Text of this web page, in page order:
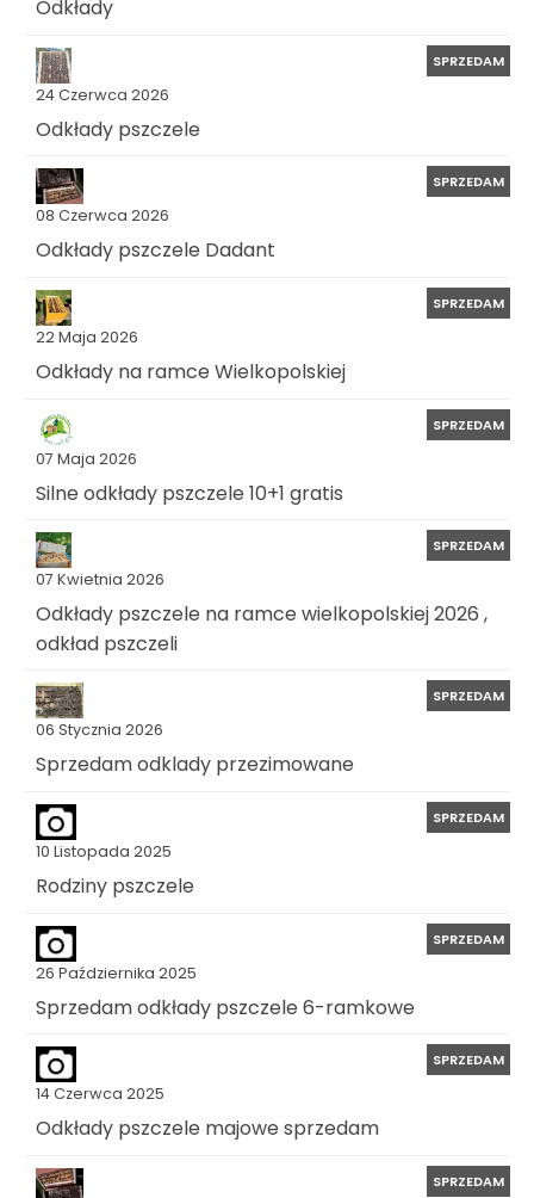
Odkłady
24 Czerwca 2026
SPRZEDAM
Odkłady pszczele
08 Czerwca 2026
SPRZEDAM
Odkłady pszczele Dadant
22 Maja 2026
SPRZEDAM
Odkłady na ramce Wielkopolskiej
07 Maja 2026
SPRZEDAM
Silne odkłady pszczele 10+1 gratis
07 Kwietnia 2026
SPRZEDAM
Odkłady pszczele na ramce wielkopolskiej 2026 ,
odkład pszczeli
06 Stycznia 2026
SPRZEDAM
Sprzedam odklady przezimowane
10 Listopada 2025
SPRZEDAM
Rodziny pszczele
26 Października 2025
SPRZEDAM
Sprzedam odkłady pszczele 6-ramkowe
14 Czerwca 2025
SPRZEDAM
Odkłady pszczele majowe sprzedam
SPRZEDAM